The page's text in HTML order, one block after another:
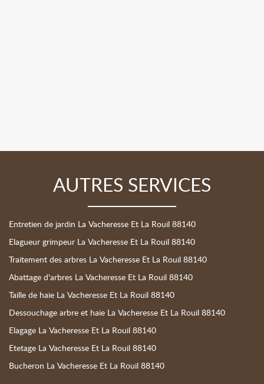
AUTRES SERVICES
Entretien de jardin La Vacheresse Et La Rouil 88140
Elagueur grimpeur La Vacheresse Et La Rouil 88140
Traitement des arbres La Vacheresse Et La Rouil 88140
Abattage d'arbres La Vacheresse Et La Rouil 88140
Taille de haie La Vacheresse Et La Rouil 88140
Dessouchage arbre et haie La Vacheresse Et La Rouil 88140
Elagage La Vacheresse Et La Rouil 88140
Etetage La Vacheresse Et La Rouil 88140
Bucheron La Vacheresse Et La Rouil 88140